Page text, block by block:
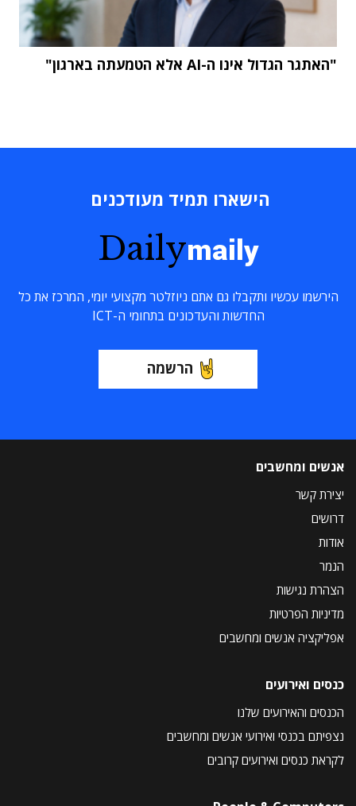
"האתגר הגדול אינו ה-AI אלא הטמעתה בארגון"
הישארו תמיד מעודכנים
Dailymaily
הירשמו עכשיו ותקבלו גם אתם ניוזלטר מקצועי יומי, המרכז את כל
החדשות והעדכונים בתחומי ה-ICT
הרשמה
אנשים ומחשבים
יצירת קשר
דרושים
אודות
הנמר
הצהרת נגישות
מדיניות הפרטיות
אפליקציה אנשים ומחשבים
כנסים ואירועים
הכנסים והאירועים שלנו
נצפיתם בכנסי ואירועי אנשים ומחשבים
לקראת כנסים ואירועים קרובים